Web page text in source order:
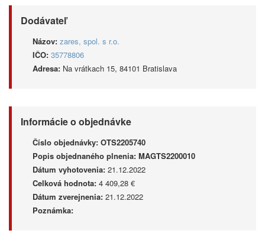
Dodávateľ
Názov: zares, spol. s r.o.
IČO: 35778806
Adresa: Na vrátkach 15, 84101 Bratislava
Informácie o objednávke
Číslo objednávky: OTS2205740
Popis objednaného plnenia: MAGTS2200010
Dátum vyhotovenia: 21.12.2022
Celková hodnota: 4 409,28 €
Dátum zverejnenia: 21.12.2022
Poznámka: